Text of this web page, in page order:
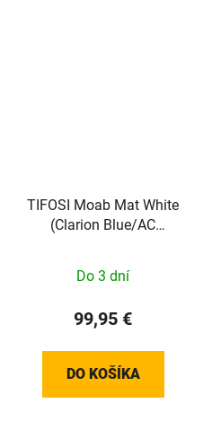
TIFOSI Moab Mat White
(Clarion Blue/AC
Do 3 dní
99,95 €
DO KOŠÍKA